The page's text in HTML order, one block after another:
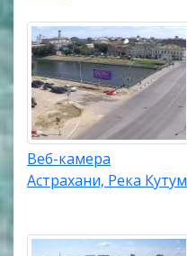
Веб-камера
Астрахани, Река Кутум